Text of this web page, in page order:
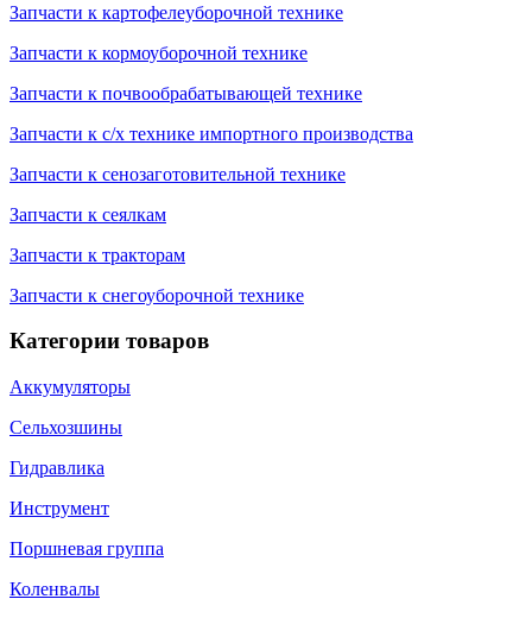
Запчасти к картофелеуборочной технике
Запчасти к кормоуборочной технике
Запчасти к почвообрабатывающей технике
Запчасти к с/х технике импортного производства
Запчасти к сенозаготовительной технике
Запчасти к сеялкам
Запчасти к тракторам
Запчасти к снегоуборочной технике
Категории товаров
Аккумуляторы
Сельхозшины
Гидравлика
Инструмент
Поршневая группа
Коленвалы